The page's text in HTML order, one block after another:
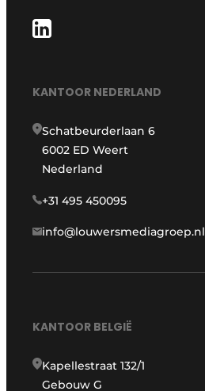
KANTOOR NEDERLAND
Schatbeurderlaan 6
6002 ED Weert
Nederland
+31 495 450095
info@louwersmediagroep.nl
KANTOOR BELGIË
Kapellestraat 132/1
Gebouw G